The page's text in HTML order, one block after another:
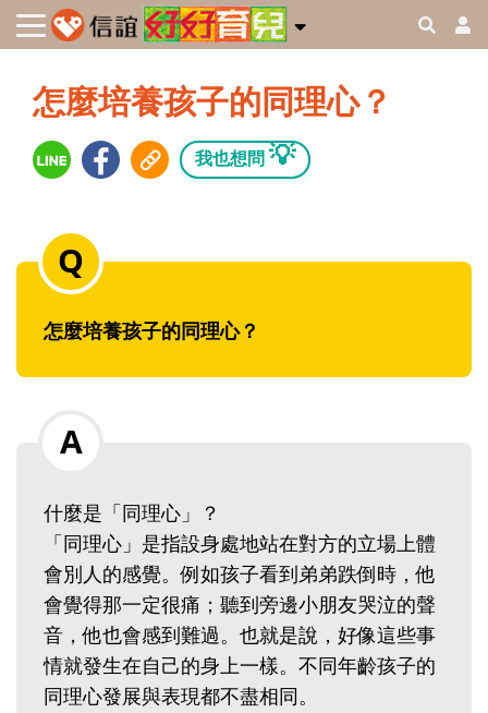
怎麼培養孩子的同理心？
我也想問 💡
怎麼培養孩子的同理心？
什麼是「同理心」？
「同理心」是指設身處地站在對方的立場上體
會別人的感覺。例如孩子看到弟弟跌倒時，他
會覺得那一定很痛；聽到旁邊小朋友哭泣的聲
音，他也會感到難過。也就是說，好像這些事
情就發生在自己的身上一樣。不同年齡孩子的
同理心發展與表現都不盡相同。